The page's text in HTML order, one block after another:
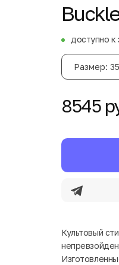
доступно к
Размер: 35
8545
Культовый